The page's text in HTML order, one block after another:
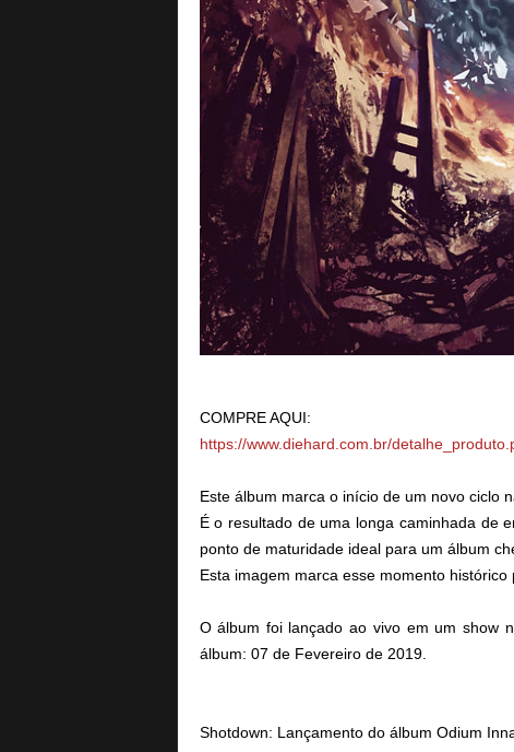
COMPRE AQUI:
https://www.diehard.com.br/
Este álbum marca o início de um novo ciclo
É o resultado de uma longa caminhada de
ponto de maturidade ideal para um álbum
Esta imagem marca esse momento histórico
O álbum foi lançado ao vivo em um show
álbum: 07 de Fevereiro de 2019.
Shotdown: Lançamento do álbum Odium